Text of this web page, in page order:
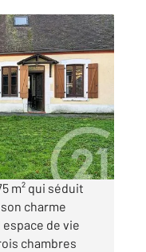
m² qui séduit
charme
de vie
chambres